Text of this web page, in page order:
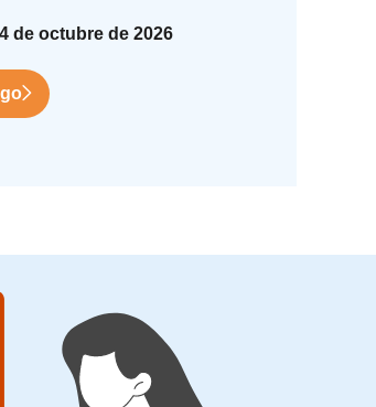
de octubre de 2026